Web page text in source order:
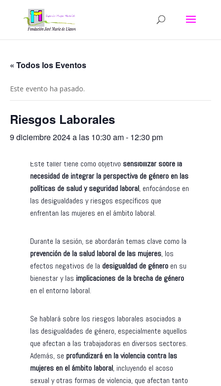
« Todos los Eventos
Este evento ha pasado.
Riesgos Laborales
9 diciembre 2024 a las 10:30 am- 12:30 pm
Este taller tiene como objetivo sensibilizar sobre la
necesidad de integrar la perspectiva de género en las
políticas de salud y seguridad laboral, enfocándose en
las desigualdades y riesgos específicos que
enfrentan las mujeres en el ámbito laboral.
Durante la sesión, se abordarán temas clave como la
prevención de la salud laboral de las mujeres, los
efectos negativos de la desigualdad de géneroen su
bienestar y las implicaciones de la brecha de género
en el entorno laboral.
Se hablará sobre los riesgos laborales asociados a
las desigualdades de género, especialmente aquellos
que afectan a las trabajadoras en diversos sectores.
Además, se profundizará en la violencia contra las
mujeres en el ámbito laboral, incluyendo el acoso
sexual y otras formas de violencia, que afectan tanto